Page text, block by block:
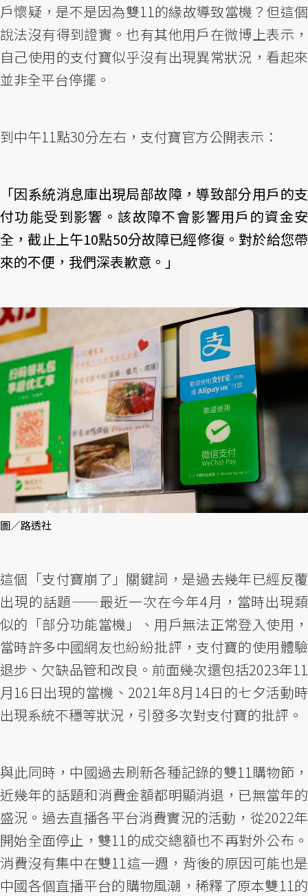
戶懷疑，是不是因為雙11的緣故導致當機？但這個
說法沒有得到證實。也有其他用戶在微博上表示，
自己使用的支付寶似乎沒有出現異常狀況，看起來
並非全平台停擺。
到中午11點30分左右，支付寶官方公開表示：
「因系統消息庫出現局部故障，導致部分用戶的支
付功能受到影響。該故障不會影響用戶的資金安
全，截止上午10點50分故障已經修復。對於給您帶
來的不便，我們深表歉意。」
圖／路透社
這個「支付寶崩了」關鍵詞，是過去幾年已經反覆
出現的話題——最近一次在今年4月，當時出現類
似的「部分功能當機」、用戶無法正常登入使用，
當時許多中國網友也紛紛批評，支付寶的使用體驗
退步、欠缺品管和改良。前面幾次還包括2023年11
月16日出現的當機、2021年8月14日的七夕活動時
出現系統不穩等狀況，引發多次對支付寶的批評。
與此同時，中國過去刷新各種記錄的雙11購物節，
近幾年的話題和消費金額都明顯消退，已無當年的
盛況。過去直播各平台消費實況的活動，從2022年
開始全面停止，雙11的成交總額也不再對外公布。
消費沒有集中在雙11這一週，背後的原因可能也是
中國各個直播平台的購物風潮，稀釋了原本雙11的